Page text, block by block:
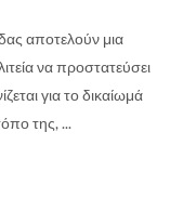
αποτελούν μια
να προστατεύσει
για το δικαίωμά
της, ...